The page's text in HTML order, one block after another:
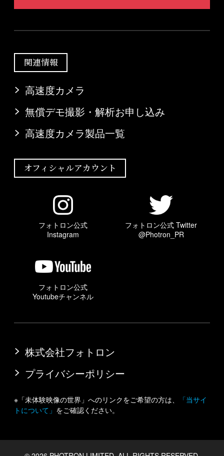
関連情報
高速度カメラ
無償デモ撮影・解析お申し込み
高速度カメラ製品一覧
オフィシャルアカウント
フォトロン公式
Instagram
フォトロン公式 Twitter
@Photron_PR
フォトロン公式
Youtubeチャンネル
株式会社フォトロン
プライバシーポリシー
※「未体験映像の世界」へのリンクをご希望の方は、
「当サイ
トについて」 をご確認ください。